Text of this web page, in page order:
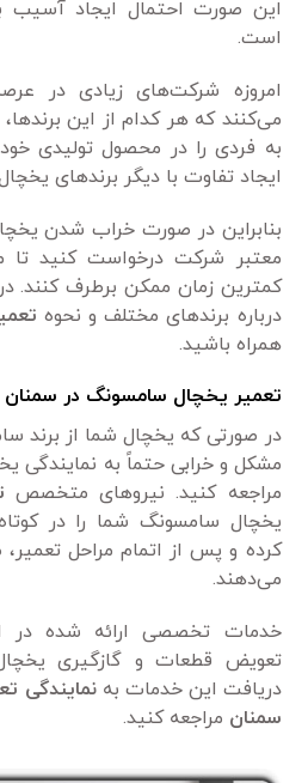
این صورت احتمال ایجاد آسیب
است.
امروزه شرکت‌های زیادی در
می‌کنند که هر کدام از این
به فردی را در محصول تولیدی
ایجاد تفاوت با دیگر برندهای
بنابراین در صورت خراب شدن
معتبر شرکت درخواست کنید تا
کمترین زمان ممکن برطرف کنند.
درباره برند‌های مختلف و نحوه
همراه باشید.
تعمیر یخچال سامسونگ در سمنان
در صورتی که یخچال شما از برند
مشکل و خرابی حتماً به نمایندگی
مراجعه کنید. نیرو‌های متخصص
یخچال سامسونگ شما را در
کرده و پس از اتمام مراحل تعمیر،
می‌دهند.
خدمات تخصصی ارائه شده در
تعویض قطعات و گازگیری
دریافت این خدمات بهنمایندگی
سمنان مراجعه کنید.